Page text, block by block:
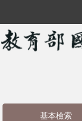
基本檢索